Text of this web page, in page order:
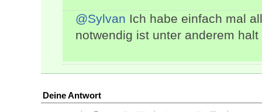
@Sylvan Ich habe einfach mal
notwendig ist unter anderem
Deine Antwort